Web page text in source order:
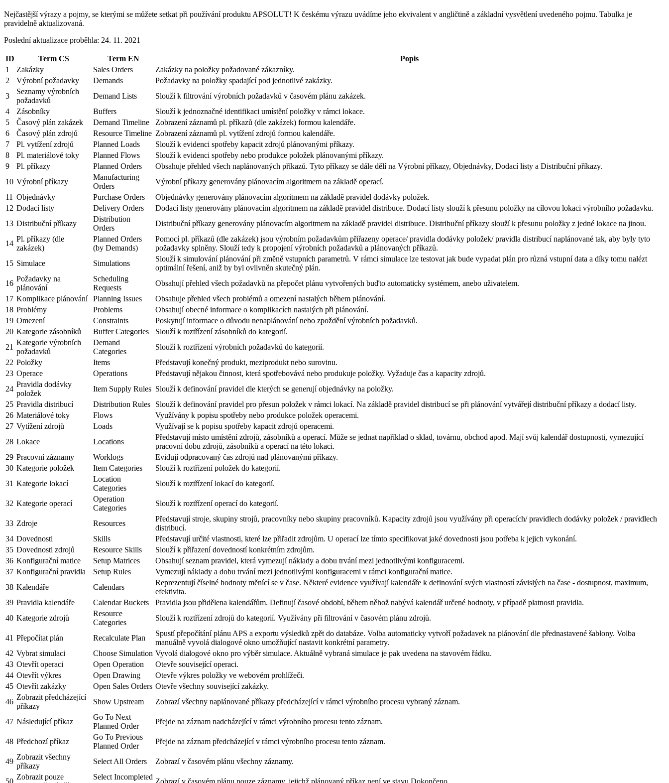
Nejčastější výrazy a pojmy, se kterými se můžete setkat při používání produktu APSOLUT! K českému výrazu uvádíme jeho ekvivalent v angličtině a základní vysvětlení uvedeného pojmu. Tabulka je
pravidelně aktualizovaná.
Poslední aktualizace proběhla: 24. 11. 2021
ID Term CS Term EN
Popis
1
Zakázky Sales Orders
Zakázky na položky požadované zákazníky.
2
Výrobní požadavky Demands
Požadavky na položky spadající pod jednotlivé zakázky.
3
Seznamy výrobních
požadavků
Demand Lists
Slouží k filtrování výrobních požadavků v časovém plánu zakázek.
4
Zásobníky Buffers
Slouží k jednoznačné identifikaci umístění položky v rámci lokace.
5
Časový plán zakázek Demand Timeline
Zobrazení záznamů pl. příkazů (dle zakázek) formou kalendáře.
6
Časový plán zdrojů Resource Timeline Zobrazení záznamů pl. vytížení zdrojů formou kalendáře.
7
Pl. vytížení zdrojů Planned Loads
Slouží k evidenci spotřeby kapacit zdrojů plánovanými příkazy.
8
Pl. materiálové toky Planned Flows
Slouží k evidenci spotřeby nebo produkce položek plánovanými příkazy.
9
Pl. příkazy Planned Orders
Obsahuje přehled všech naplánovaných příkazů. Tyto příkazy se dále dělí na Výrobní příkazy, Objednávky, Dodací listy a Distribuční příkazy.
10 Výrobní příkazy
Manufacturing
Orders
Výrobní příkazy generovány plánovacím algoritmem na základě operací.
11 Objednávky Purchase Orders
Objednávky generovány plánovacím algoritmem na základě pravidel dodávky položek.
12 Dodací listy Delivery Orders
Dodací listy generovány plánovacím algoritmem na základě pravidel distribuce. Dodací listy slouží k přesunu položky na cílovou lokaci výrobního požadavku.
13 Distribuční příkazy
Distribution
Orders
Distribuční příkazy generovány plánovacím algoritmem na základě pravidel distribuce. Distribuční příkazy slouží k přesunu položky z jedné lokace na jinou.
14
Pl. příkazy (dle
zakázek)
Planned Orders
(by Demands)
Pomocí pl. příkazů (dle zakázek) jsou výrobním požadavkům přiřazeny operace/ pravidla dodávky položek/ pravidla distribucí naplánované tak, aby byly tyto
požadavky splněny. Slouží tedy k propojení výrobních požadavků a plánovaných příkazů.
15 Simulace Simulations
Slouží k simulování plánování při změně vstupních parametrů. V rámci simulace lze testovat jak bude vypadat plán pro různá vstupní data a díky tomu nalézt
optimální řešení, aniž by byl ovlivněn skutečný plán.
16
Požadavky na
plánování
Scheduling
Requests
Obsahují přehled všech požadavků na přepočet plánu vytvořených buďto automaticky systémem, anebo uživatelem.
17 Komplikace plánování Planning Issues
Obsahuje přehled všech problémů a omezení nastalých během plánování.
18 Problémy Problems
Obsahují obecné informace o komplikacích nastalých při plánování.
19 Omezení Constraints
Poskytují informace o důvodu nenaplánování nebo zpoždění výrobních požadavků.
20 Kategorie zásobníků Buffer Categories
Slouží k roztřízení zásobníků do kategorií.
21
Kategorie výrobních
požadavků
Demand
Categories
Slouží k roztřízení výrobních požadavků do kategorií.
22 Položky Items
Představují konečný produkt, meziprodukt nebo surovinu.
23 Operace Operations
Představují nějakou činnost, která spotřebovává nebo produkuje položky. Vyžaduje čas a kapacity zdrojů.
24
Pravidla dodávky
položek
Item Supply Rules Slouží k definování pravidel dle kterých se generují objednávky na položky.
25 Pravidla distribucí Distribution Rules
Slouží k definování pravidel pro přesun položek v rámci lokací. Na základě pravidel distribucí se při plánování vytvářejí distribuční příkazy a dodací listy.
26 Materiálové toky Flows
Využívány k popisu spotřeby nebo produkce položek operacemi.
27 Vytížení zdrojů Loads
Využívají se k popisu spotřeby kapacit zdrojů operacemi.
28 Lokace Locations
Představují místo umístění zdrojů, zásobníků a operací. Může se jednat například o sklad, továrnu, obchod apod. Mají svůj kalendář dostupnosti, vymezující
pracovní dobu zdrojů, zásobníků a operací na této lokaci.
29 Pracovní záznamy Worklogs
Evidují odpracovaný čas zdrojů nad plánovanými příkazy.
30 Kategorie položek Item Categories
Slouží k roztřízení položek do kategorií.
31 Kategorie lokací
Location
Categories
Slouží k roztřízení lokací do kategorií.
32 Kategorie operací
Operation
Categories
Slouží k roztřízení operací do kategorií.
33 Zdroje Resources
Představují stroje, skupiny strojů, pracovníky nebo skupiny pracovníků. Kapacity zdrojů jsou využívány při operacích/ pravidlech dodávky položek / pravidlech
distribucí.
34 Dovednosti Skills
Představují určité vlastnosti, které lze přiřadit zdrojům. U operací lze tímto specifikovat jaké dovednosti jsou potřeba k jejich vykonání.
35 Dovednosti zdrojů Resource Skills
Slouží k přiřazení dovedností konkrétním zdrojům.
36 Konfigurační matice Setup Matrices
Obsahují seznam pravidel, která vymezují náklady a dobu trvání mezi jednotlivými konfiguracemi.
37 Konfigurační pravidla Setup Rules
Vymezují náklady a dobu trvání mezi jednotlivými konfiguracemi v rámci konfigurační matice.
38 Kalendáře Calendars
Reprezentují číselné hodnoty měnící se v čase. Některé evidence využívají kalendáře k definování svých vlastností závislých na čase - dostupnost, maximum,
efektivita.
39 Pravidla kalendáře Calendar Buckets
Pravidla jsou přidělena kalendářům. Definují časové období, během něhož nabývá kalendář určené hodnoty, v případě platnosti pravidla.
40 Kategorie zdrojů
Resource
Categories
Slouží k roztřízení zdrojů do kategorií. Využívány při filtrování v časovém plánu zdrojů.
41 Přepočítat plán Recalculate Plan
Spustí přepočítání plánu APS a exportu výsledků zpět do databáze. Volba automaticky vytvoří požadavek na plánování dle přednastavené šablony. Volba
manuálně vyvolá dialogové okno umožňující nastavit konkrétní parametry.
42 Vybrat simulaci Choose Simulation Vyvolá dialogové okno pro výběr simulace. Aktuálně vybraná simulace je pak uvedena na stavovém řádku.
43 Otevřít operaci Open Operation
Otevře související operaci.
44 Otevřít výkres Open Drawing
Otevře výkres položky ve webovém prohlížeči.
45 Otevřít zakázky Open Sales Orders Otevře všechny související zakázky.
46
Zobrazit předcházející
příkazy
Show Upstream Zobrazí všechny naplánované příkazy předcházející v rámci výrobního procesu vybraný záznam.
47 Následující příkaz
Go To Next
Planned Order
Přejde na záznam nadcházející v rámci výrobního procesu tento záznam.
48 Předchozí příkaz
Go To Previous
Planned Order
Přejde na záznam předcházející v rámci výrobního procesu tento záznam.
49
Zobrazit všechny
příkazy
Select All Orders Zobrazí v časovém plánu všechny záznamy.
50
Zobrazit pouze
Select Incompleted
Zobrazí v časovém plánu pouze záznamy, jejichž plánovaný příkaz není ve stavu Dokončeno.